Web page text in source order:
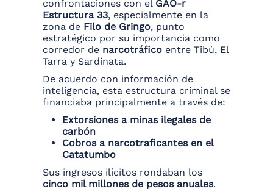
confrontaciones con el GAO‑r
Estructura 33, especialmente en la
zona de Filo de Gringo, punto
estratégico por su importancia como
corredor de narcotráfico entre Tibú, El
Tarra y Sardinata.
De acuerdo con información de
inteligencia, esta estructura criminal se
financiaba principalmente a través de:
Extorsiones a minas ilegales de
carbón
Cobros a narcotraficantes en el
Catatumbo
Sus ingresos ilícitos rondaban los
cinco mil millones de pesos anuales.